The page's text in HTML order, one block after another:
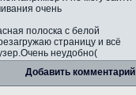
очень
полоска с белой
страницу и всё
неудобно(
Добавить комментарий